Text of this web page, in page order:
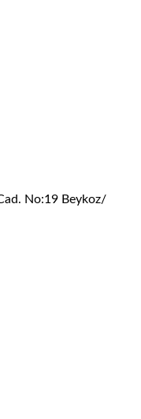
No:19 Beykoz/